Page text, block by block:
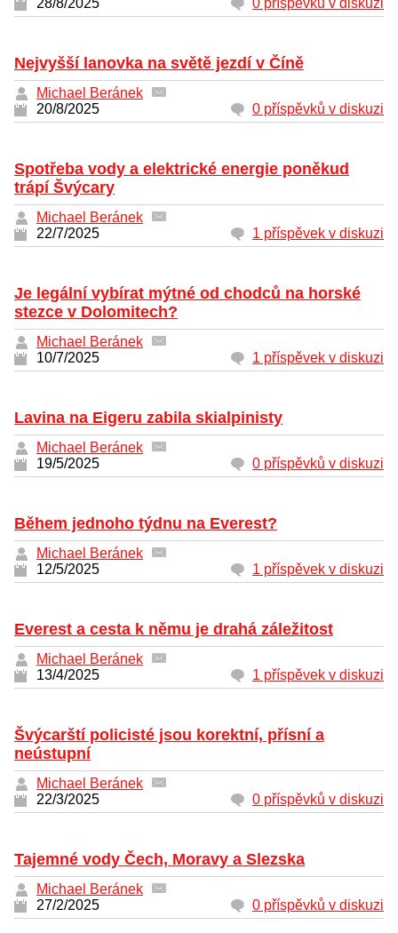
Nejvyšší lanovka na světě jezdí v Číně
Michael Beránek
20/8/2025
0 příspěvků v diskuzi
Spotřeba vody a elektrické energie poněkud
trápí Švýcary
Michael Beránek
22/7/2025
1 příspěvek v diskuzi
Je legální vybírat mýtné od chodců na horské
stezce v Dolomitech?
Michael Beránek
10/7/2025
1 příspěvek v diskuzi
Lavina na Eigeru zabila skialpinisty
Michael Beránek
19/5/2025
0 příspěvků v diskuzi
Během jednoho týdnu na Everest?
Michael Beránek
12/5/2025
1 příspěvek v diskuzi
Everest a cesta k němu je drahá záležitost
Michael Beránek
13/4/2025
1 příspěvek v diskuzi
Švýcarští policisté jsou korektní, přísní a
neústupní
Michael Beránek
22/3/2025
0 příspěvků v diskuzi
Tajemné vody Čech, Moravy a Slezska
Michael Beránek
27/2/2025
0 příspěvků v diskuzi